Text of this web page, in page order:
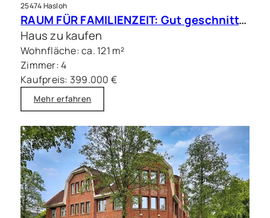
25474 Hasloh
RAUM FÜR FAMILIENZEIT: Gut geschnittene Doppelhaushälfte mit Sauna
Haus zu kaufen
Wohnfläche: ca. 121 m²
Zimmer: 4
Kaufpreis: 399.000 €
Mehr erfahren